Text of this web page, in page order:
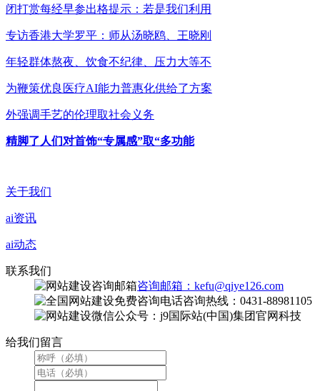
闭打赏每经早参出格提示：若是我们利用
专访香港大学罗平：师从汤晓鸥、王晓刚
年轻群体熬夜、饮食不纪律、压力大等不
为鞭策优良医疗AI能力普惠化供给了方案
外强调手艺的伦理取社会义务
精脚了人们对首饰“专属感”取“多功能
关于我们
ai资讯
ai动态
联系我们
咨询邮箱：kefu@qiye126.com
咨询热线：0431-88981105
微信公众号：j9国际站(中国)集团官网科技
给我们留言